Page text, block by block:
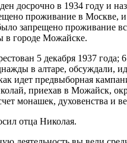
досрочно в 1934 году и
проживание в Москве,
запрещено проживание
городе Можайске.
5 декабря 1937
в алтаре, обсуждали,
идет предвыборная
приехав в Можайск,
монашек, духовенства и
отца Николая.